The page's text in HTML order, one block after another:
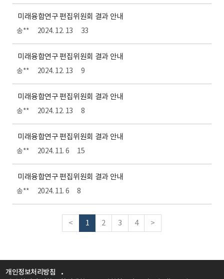
미래융합연구 편집위원회 결과 안내
송** 2024. 12. 13 33
미래융합연구 편집위원회 결과 안내
송** 2024. 12. 13 9
미래융합연구 편집위원회 결과 안내
송** 2024. 12. 13 8
미래융합연구 편집위원회 결과 안내
송** 2024. 11. 6 15
미래융합연구 편집위원회 결과 안내
송** 2024. 11. 6 8
< 1 2 3 4 >
개인정보처리방침